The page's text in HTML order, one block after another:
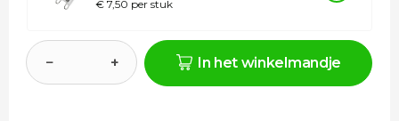
€ 7,50 per stuk
− + In het winkelmandje